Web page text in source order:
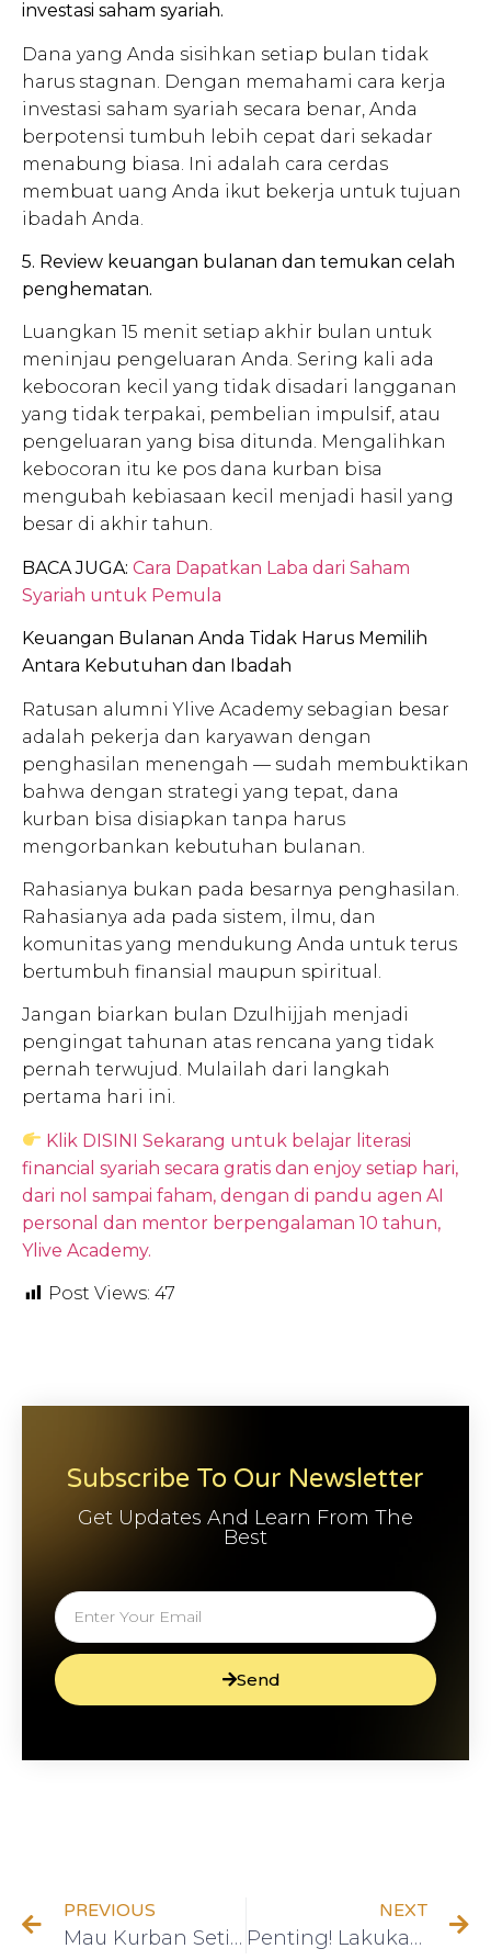
investasi saham syariah.
Dana yang Anda sisihkan setiap bulan tidak
harus stagnan. Dengan memahami cara kerja
investasi saham syariah secara benar, Anda
berpotensi tumbuh lebih cepat dari sekadar
menabung biasa. Ini adalah cara cerdas
membuat uang Anda ikut bekerja untuk tujuan
ibadah Anda.
5. Review keuangan bulanan dan temukan celah
penghematan.
Luangkan 15 menit setiap akhir bulan untuk
meninjau pengeluaran Anda. Sering kali ada
kebocoran kecil yang tidak disadari langganan
yang tidak terpakai, pembelian impulsif, atau
pengeluaran yang bisa ditunda. Mengalihkan
kebocoran itu ke pos dana kurban bisa
mengubah kebiasaan kecil menjadi hasil yang
besar di akhir tahun.
BACA JUGA: Cara Dapatkan Laba dari Saham
Syariah untuk Pemula
Keuangan Bulanan Anda Tidak Harus Memilih
Antara Kebutuhan dan Ibadah
Ratusan alumni Ylive Academy sebagian besar
adalah pekerja dan karyawan dengan
penghasilan menengah — sudah membuktikan
bahwa dengan strategi yang tepat, dana
kurban bisa disiapkan tanpa harus
mengorbankan kebutuhan bulanan.
Rahasianya bukan pada besarnya penghasilan.
Rahasianya ada pada sistem, ilmu, dan
komunitas yang mendukung Anda untuk terus
bertumbuh finansial maupun spiritual.
Jangan biarkan bulan Dzulhijjah menjadi
pengingat tahunan atas rencana yang tidak
pernah terwujud. Mulailah dari langkah
pertama hari ini.
Klik DISINI Sekarang untuk belajar literasi
financial syariah secara gratis dan enjoy setiap hari,
dari nol sampai faham, dengan di pandu agen AI
personal dan mentor berpengalaman 10 tahun,
Ylive Academy.
Post Views: 47
Subscribe To Our Newsletter
Get Updates And Learn From The
Best
Send
PREVIOUS
Mau Kurban Setiap Tahun? Ini Strategi Finansial yang Bisa Dilakukan
NEXT
Penting! Lakukan Ini Saat IHSG Merah